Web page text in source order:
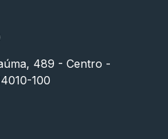
489 - Centro -
100